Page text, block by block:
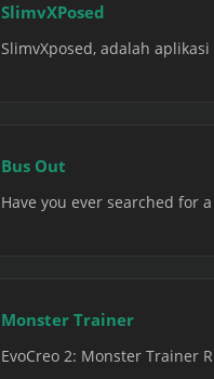
SlimvXPosed
SlimvXposed, adalah
Bus Out
Have you ever searched for
Monster Trainer
EvoCreo 2: Monster Trainer